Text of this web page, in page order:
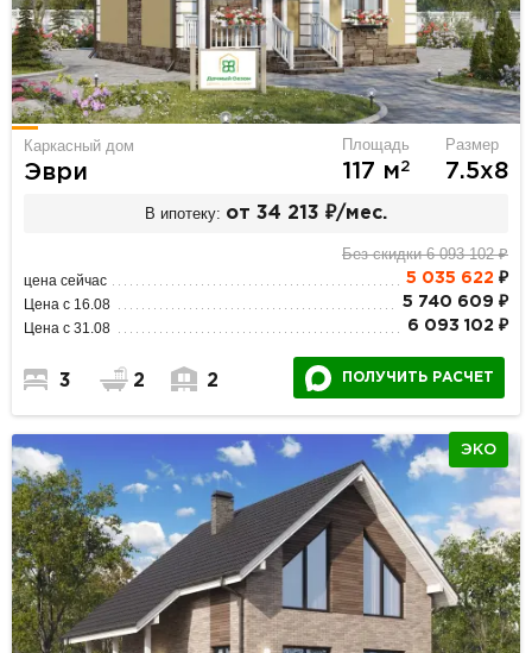
Каркасный дом
Эври
Площадь
117 м2
Размер
7.5х8
В ипотеку: от 34 213 ₽/мес.
Без скидки 6 093 102 ₽
цена сейчас 5 035 622 ₽
Цена с 16.08 5 740 609 ₽
Цена с 31.08 6 093 102 ₽
3 2 2 ПОЛУЧИТЬ РАСЧЕТ
ЭКО